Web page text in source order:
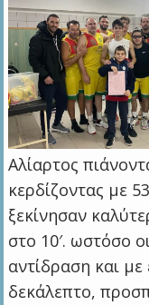
Αλίαρτος
κερδίζοντας με
ξεκίνησαν
στο 10′. ωστόσο
αντίδραση και
δεκάλεπτο,